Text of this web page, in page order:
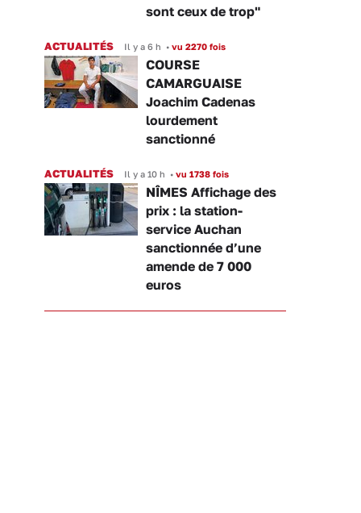
sont ceux de trop"
ACTUALITÉS Il y a 6 h • vu 2270 fois
COURSE
CAMARGUAISE
Joachim Cadenas
lourdement
sanctionné
ACTUALITÉS Il y a 10 h • vu 1738 fois
NÎMES Affichage des
prix : la station-
service Auchan
sanctionnée d’une
amende de 7 000
euros